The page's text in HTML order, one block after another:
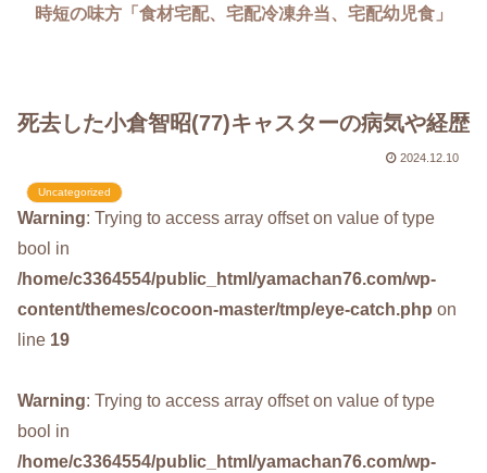
時短の味方「食材宅配、宅配冷凍弁当、宅配幼児食」
死去した小倉智昭(77)キャスターの病気や経歴
2024.12.10
Warning: Trying to access array offset on value of type
bool in
/home/c3364554/public_html/yamachan76.com/wp-
content/themes/cocoon-master/tmp/eye-catch.php on
line 19
Warning: Trying to access array offset on value of type
bool in
/home/c3364554/public_html/yamachan76.com/wp-
Uncategorized